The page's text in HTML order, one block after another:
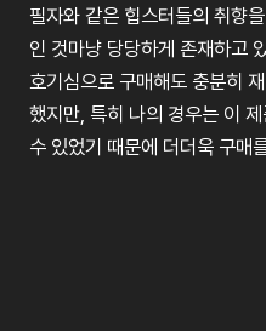
필자와 같은 힙스터들의 취향을
인 것마냥 당당하게 존재하고
호기심으로 구매해도 충분히
했지만, 특히 나의 경우는 이 제
수 있었기 때문에 더더욱 구매